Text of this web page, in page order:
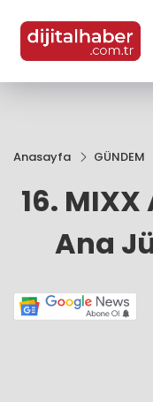
Anasayfa GÜNDEM
16.
Ana